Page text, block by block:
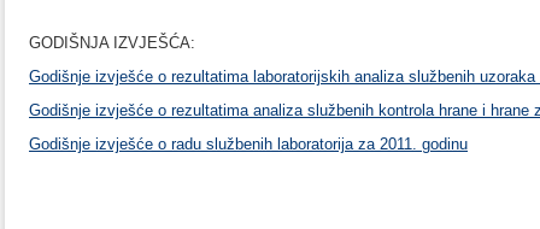
GODIŠNJA IZVJEŠĆA:
Godišnje izvješće o rezultatima laboratorijskih analiza službenih uzoraka
Godišnje izvješće o rezultatima analiza službenih kontrola hrane i hrane
Godišnje izvješće o radu službenih laboratorija za 2011. godinu